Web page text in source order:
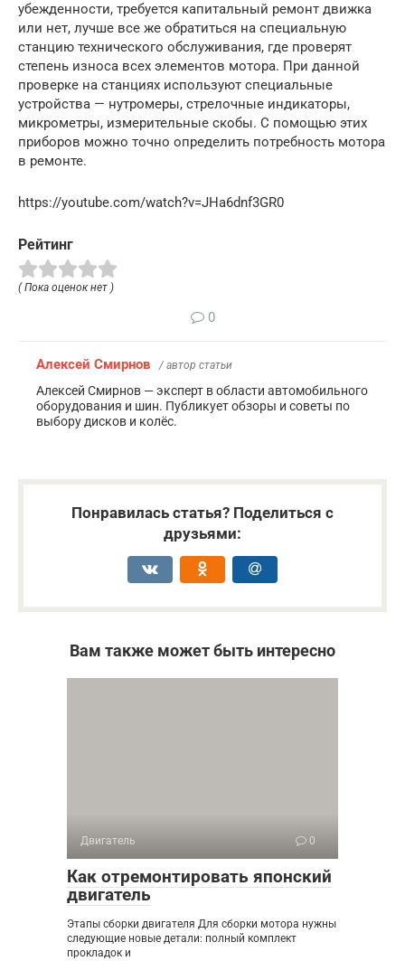
убежденности, требуется капитальный ремонт движка
или нет, лучше все же обратиться на специальную
станцию технического обслуживания, где проверят
степень износа всех элементов мотора. При данной
проверке на станциях используют специальные
устройства — нутромеры, стрелочные индикаторы,
микрометры, измерительные скобы. С помощью этих
приборов можно точно определить потребность мотора
в ремонте.
https://youtube.com/watch?v=JHa6dnf3GR0
Рейтинг
( Пока оценок нет )
0
Алексей Смирнов / автор статьи
Алексей Смирнов — эксперт в области автомобильного
оборудования и шин. Публикует обзоры и советы по
выбору дисков и колёс.
Понравилась статья? Поделиться с
друзьями:
Вам также может быть интересно
Двигатель 0
Как отремонтировать японский
двигатель
Этапы сборки двигателя Для сборки мотора нужны
следующие новые детали: полный комплект
прокладок и